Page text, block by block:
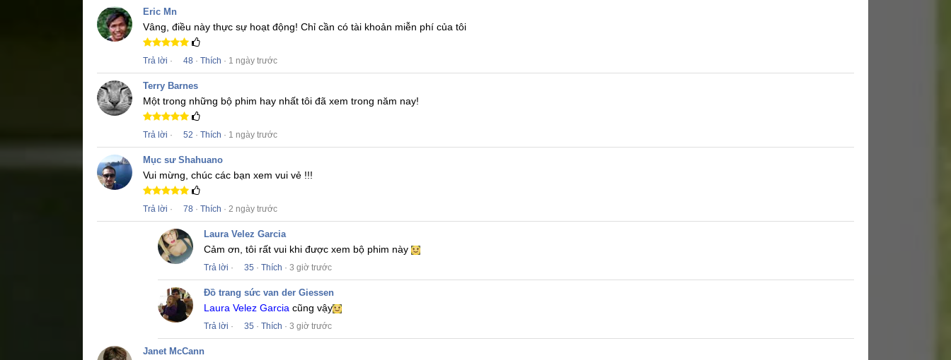
Eric Mn
Vâng, điều này thực sự hoạt động! Chỉ cần có tài khoản miễn phí của tôi
Trả lời · 48 · Thích · 1 ngày trước
Terry Barnes
Một trong những bộ phim hay nhất tôi đã xem trong năm nay!
Trả lời · 52 · Thích · 1 ngày trước
Mục sư Shahuano
Vui mừng, chúc các bạn xem vui vẻ !!!
Trả lời · 78 · Thích · 2 ngày trước
Laura Velez Garcia
Cảm ơn, tôi rất vui khi được xem bộ phim này
Trả lời · 35 · Thích · 3 giờ trước
Đồ trang sức van der Giessen
Laura Velez Garcia cũng vậy
Trả lời · 35 · Thích · 3 giờ trước
Janet McCann